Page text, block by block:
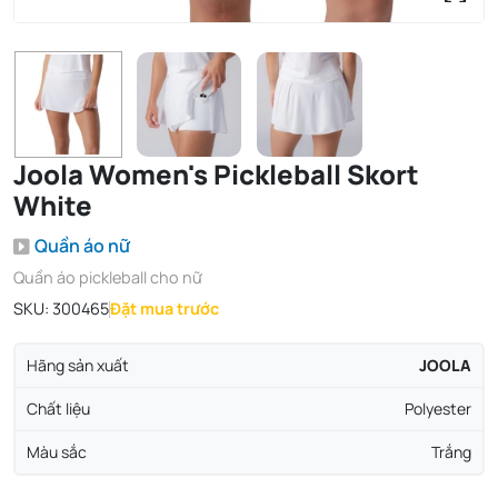
Joola Women's Pickleball Skort
White
Quần áo nữ
Quần áo pickleball cho nữ
SKU: 300465Đặt mua trước
Hãng sản xuất JOOLA
Chất liệu Polyester
Màu sắc Trắng